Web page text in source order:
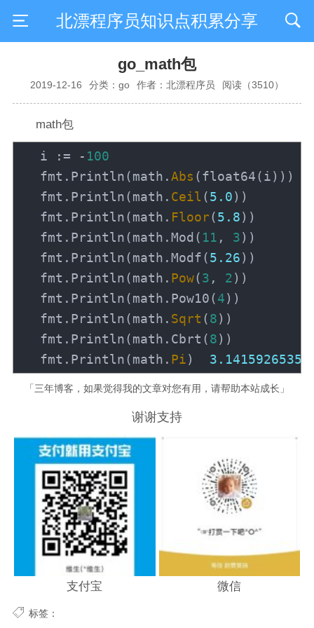
北漂程序员知识点积累分享
go_math包
2019-12-16 分类：go 作者：北漂程序员 阅读（3510）
math包
i := - 100
fmt . Println(math .Abs (float64(i) ) )
fmt . Println(math . Ceil (5.0) )
fmt . Println(math . Floor(5.8) )
fmt . Println(math .Mod ( 11 , 3) )
fmt . Println(math .Modf(5.26) )
fmt . Println(math . Pow(3 , 2) )
fmt . Println(math . Pow10(4) )
fmt . Println(math . Sqrt (8) )
fmt . Println(math . Cbrt (8) )
fmt . Println(math . Pi)
「三年博客，如果觉得我的文章对您有用，请帮助本站成长」
谢谢支持
支付宝 微信
标签：